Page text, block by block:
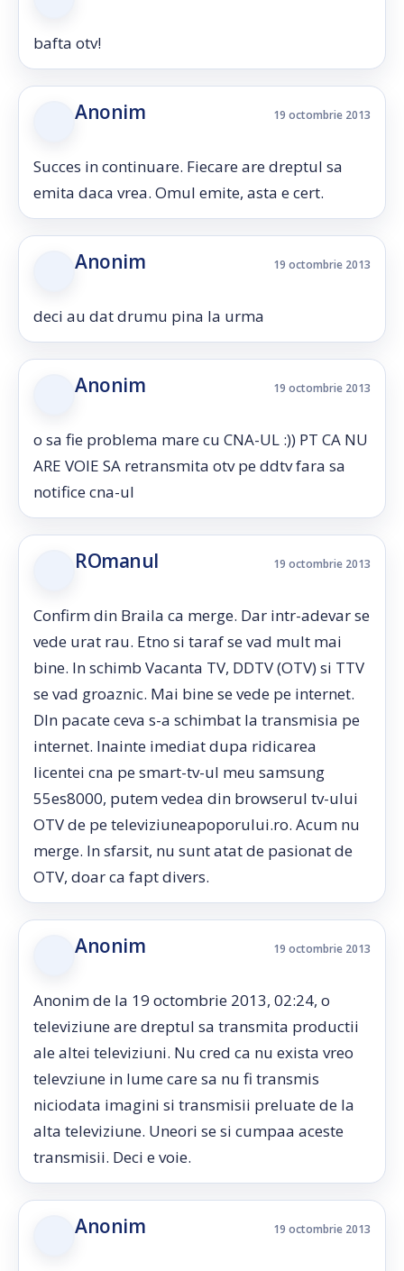
bafta otv!
Anonim 19 octombrie 2013
Succes in continuare. Fiecare are dreptul sa
emita daca vrea. Omul emite, asta e cert.
Anonim 19 octombrie 2013
deci au dat drumu pina la urma
Anonim 19 octombrie 2013
o sa fie problema mare cu CNA-UL :)) PT CA NU
ARE VOIE SA retransmita otv pe ddtv fara sa
notifice cna-ul
ROmanul 19 octombrie 2013
Confirm din Braila ca merge. Dar intr-adevar se
vede urat rau. Etno si taraf se vad mult mai
bine. In schimb Vacanta TV, DDTV (OTV) si TTV
se vad groaznic. Mai bine se vede pe internet.
DIn pacate ceva s-a schimbat la transmisia pe
internet. Inainte imediat dupa ridicarea
licentei cna pe smart-tv-ul meu samsung
55es8000, putem vedea din browserul tv-ului
OTV de pe televiziuneapoporului.ro. Acum nu
merge. In sfarsit, nu sunt atat de pasionat de
OTV, doar ca fapt divers.
Anonim 19 octombrie 2013
Anonim de la 19 octombrie 2013, 02:24, o
televiziune are dreptul sa transmita productii
ale altei televiziuni. Nu cred ca nu exista vreo
televziune in lume care sa nu fi transmis
niciodata imagini si transmisii preluate de la
alta televiziune. Uneori se si cumpaa aceste
transmisii. Deci e voie.
Anonim 19 octombrie 2013